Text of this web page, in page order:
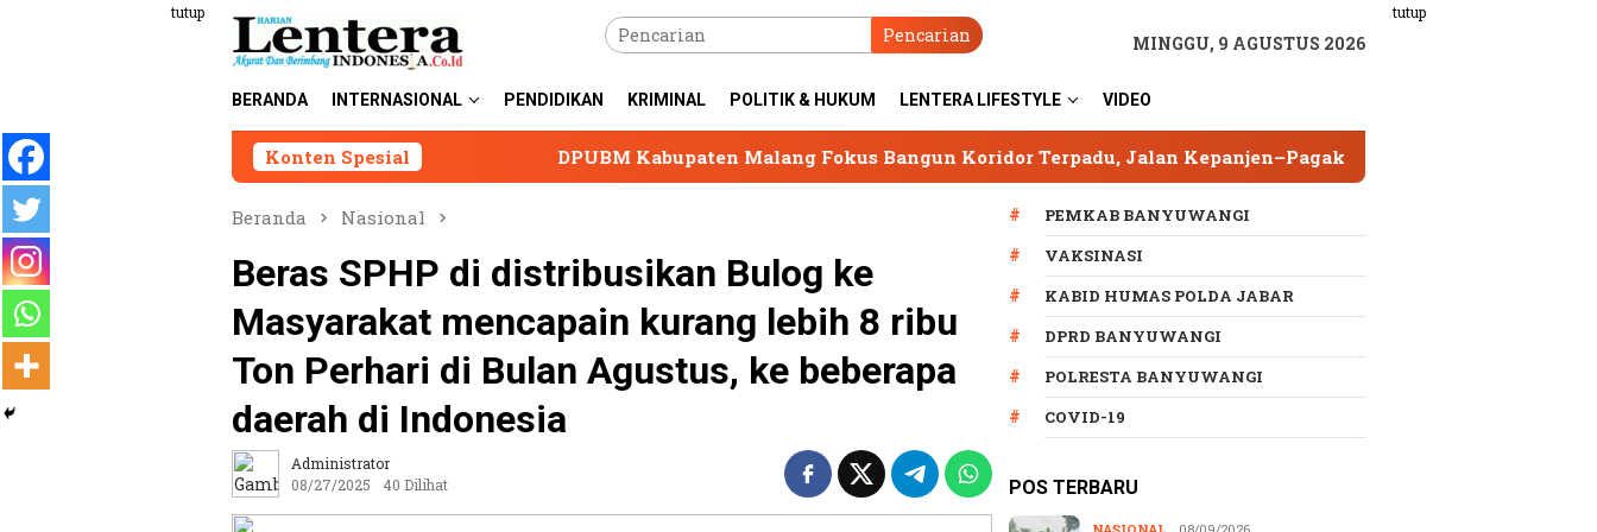
tutup tutup
Pencarian MINGGU, 9 AGUSTUS 2026
BERANDA INTERNASIONAL PENDIDIKAN KRIMINAL POLITIK & HUKUM LENTERA LIFESTYLE VIDEO
Konten SpesialDPUBM Kabupaten Malang Fokus Bangun Koridor Terpadu, Jalan Kepanjen–Pagak Jadi Proyek Percontohan
Beranda Nasional
Beras SPHP di distribusikan Bulog ke
Masyarakat mencapain kurang lebih 8 ribu
Ton Perhari di Bulan Agustus, ke beberapa
daerah di Indonesia
Administrator
08/27/2025
40 Dilihat
PEMKAB BANYUWANGI
VAKSINASI
KABID HUMAS POLDA JABAR
DPRD BANYUWANGI
POLRESTA BANYUWANGI
COVID-19
POS TERBARU